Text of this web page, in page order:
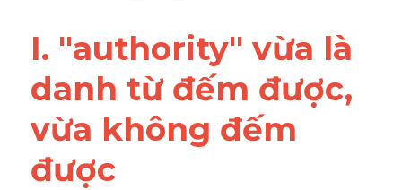
I. "authority" vừa là
danh từ đếm được,
vừa không đếm
được